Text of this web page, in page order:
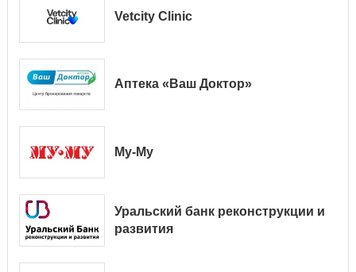
Vetcity Clinic
Аптека «Ваш Доктор»
Му-Му
Уральский банк реконструкции и
развития